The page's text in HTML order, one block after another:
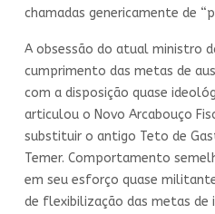
chamadas genericamente de
A obsessão do atual ministro
cumprimento das metas de
com a disposição quase
articulou o Novo Arcabouço
substituir o antigo Teto de
Temer. Comportamento
em seu esforço quase
de flexibilização das metas de